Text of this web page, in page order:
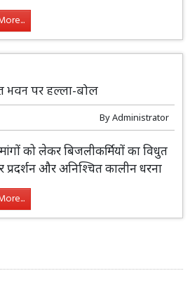
भवन पर हल्ला-बोल
ByAdministrator
मांगों को लेकर बिजलीकर्मियों का विधुत
प्रदर्शन और अनिश्चित कालीन धरना